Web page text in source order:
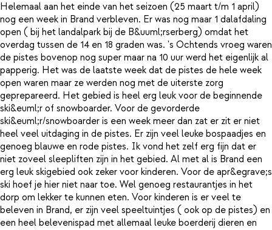
Helemaal aan het einde van het seizoen (25 maart t/m 1 april)
nog een week in Brand verbleven. Er was nog maar 1 dalafdaling
open ( bij het landalpark bij de B&uuml;rserberg) omdat het
overdag tussen de 14 en 18 graden was. 's Ochtends vroeg waren
de pistes bovenop nog super maar na 10 uur werd het eigenlijk al
papperig. Het was de laatste week dat de pistes de hele week
open waren maar ze werden nog met de uiterste zorg
geprepareerd. Het gebied is heel erg leuk voor de beginnende
ski&euml;r of snowboarder. Voor de gevorderde
ski&euml;r/snowboarder is een week meer dan zat er zit er niet
heel veel uitdaging in de pistes. Er zijn veel leuke bospaadjes en
genoeg blauwe en rode pistes. Ik vond het zelf erg fijn dat er
niet zoveel sleepliften zijn in het gebied. Al met al is Brand een
erg leuk skigebied ook zeker voor kinderen. Voor de apr&egrave;s
ski hoef je hier niet naar toe. Wel genoeg restaurantjes in het
dorp om lekker te kunnen eten. Voor kinderen is er veel te
beleven in Brand, er zijn veel speeltuintjes ( ook op de pistes) en
een heel belevenispad met allemaal leuke boerderij dieren en